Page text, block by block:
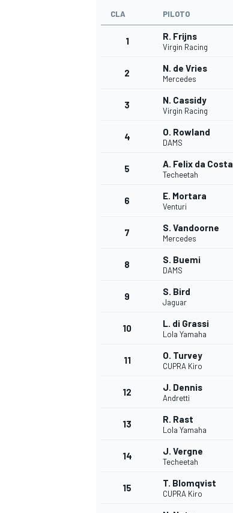
CLA PILOTO
1 R. Frijns
Virgin Racing
2 N. de Vries
Mercedes
3 N. Cassidy
Virgin Racing
4 O. Rowland
DAMS
5 A. Felix da Costa
Techeetah
6 E. Mortara
Venturi
7 S. Vandoorne
Mercedes
8 S. Buemi
DAMS
9 S. Bird
Jaguar
10 L. di Grassi
Lola Yamaha
11 O. Turvey
CUPRA Kiro
12 J. Dennis
Andretti
13 R. Rast
Lola Yamaha
14 J. Vergne
Techeetah
15 T. Blomqvist
CUPRA Kiro